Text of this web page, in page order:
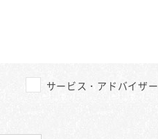
サービス・アドバイザー